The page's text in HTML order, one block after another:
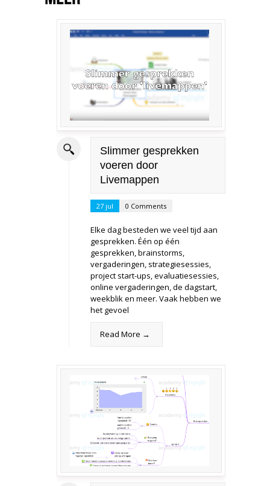
Slimmer gesprekken
voeren door
Livemappen
27 jul 0 Comments
Elke dag besteden we veel tijd aan
gesprekken. Één op één
gesprekken, brainstorms,
vergaderingen, strategiesessies,
project start-ups, evaluatiesessies,
online vergaderingen, de dagstart,
weekblik en meer. Vaak hebben we
het gevoel
Read More →